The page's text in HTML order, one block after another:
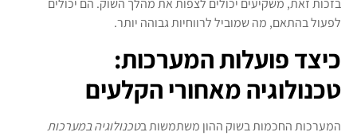
בזכות זאת, משקיעים יכולים לצפות את מהלך השוק. הם יכולים
לפעול בהתאם, מה שמוביל לרווחיות גבוהה יותר.
כיצד פועלות המערכות:
טכנולוגיה מאחורי הקלעים
המערכות החכמות בשוק ההון משתמשות בטכנולוגיה במערכות